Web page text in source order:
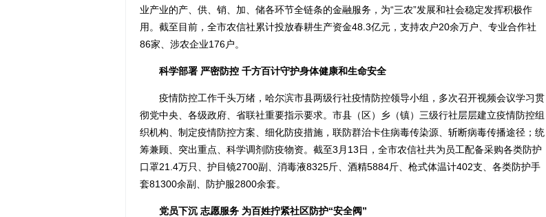
业产业的产、供、销、加、储各环节全链条的金融服务，为“三农”发展和社会稳定发挥积极作
用。截至目前，全市农信社累计投放春耕生产资金48.3亿元，支持农户20余万户、专业合作社
86家、涉农企业176户。
科学部署 严密防控 千方百计守护身体健康和生命安全
疫情防控工作千头万绪，哈尔滨市县两级行社疫情防控领导小组，多次召开视频会议学习贯
彻党中央、各级政府、省联社重要指示要求。市县（区）乡（镇）三级行社层层建立疫情防控组
织机构、制定疫情防控方案、细化防疫措施，联防群治卡住病毒传染源、斩断病毒传播途径；统
筹兼顾、突出重点、科学调剂防疫物资。截至3月13日，全市农信社共为员工配备采购各类防护
口罩21.4万只、护目镜2700副、消毒液8325斤、酒精5884斤、枪式体温计402支、各类防护手
套81300余副、防护服2800余套。
党员下沉 志愿服务 为百姓拧紧社区防护“安全阀”